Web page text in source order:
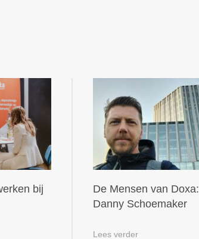
bij
De Mensen van Doxa:
Danny Schoemaker
Lees verder